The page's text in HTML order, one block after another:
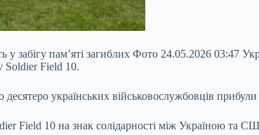
забігу пам’яті загиблих Фото 24.05.2026 03:47
Soldier Field 10.
українських військовослужбовців
Field 10 на знак солідарності між Україною та